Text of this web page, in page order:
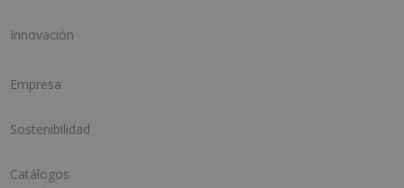
Innovación
Empresa
Sostenibilidad
Catálogos